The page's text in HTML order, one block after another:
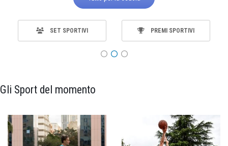
SET SPORTIVI PREMI SPORTIVI
Gli Sport del momento